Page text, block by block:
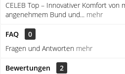
CELEB Top – Innovativer Komfort
angenehmem Bund und... mehr
FAQ
0
Fragen und Antworten mehr
Bewertungen
2